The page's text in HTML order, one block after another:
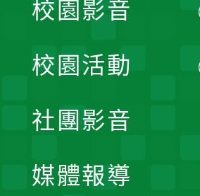
校園影音
校園活動
社團影音
媒體報導